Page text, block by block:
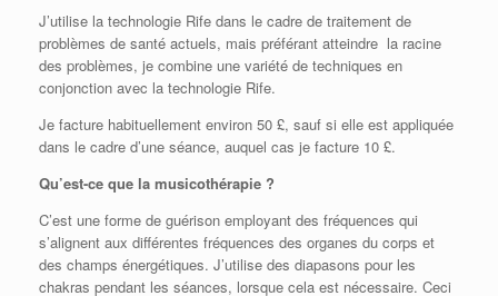
J’utilise la technologie Rife dans le cadre de traitement de
problèmes de santé actuels, mais préférant atteindre la racine
des problèmes, je combine une variété de techniques en
conjonction avec la technologie Rife.
Je facture habituellement environ 50 £, sauf si elle est appliquée
dans le cadre d’une séance, auquel cas je facture 10 £.
Qu’est-ce que la musicothérapie ?
C’est une forme de guérison employant des fréquences qui
s’alignent aux différentes fréquences des organes du corps et
des champs énergétiques. J’utilise des diapasons pour les
chakras pendant les séances, lorsque cela est nécessaire. Ceci